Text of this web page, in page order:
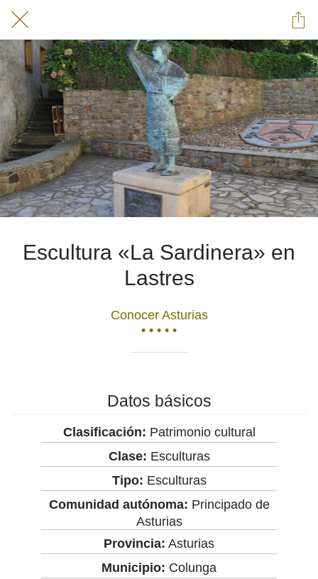
Escultura «La Sardinera» en
Lastres
Conocer Asturias
• • • • •
Datos básicos
Clasificación: Patrimonio cultural
Clase: Esculturas
Tipo: Esculturas
Comunidad autónoma: Principado de
Asturias
Provincia: Asturias
Municipio: Colunga